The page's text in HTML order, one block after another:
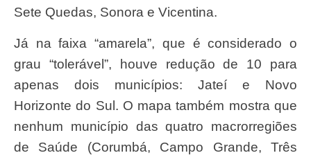
Sete Quedas, Sonora e Vicentina.
Já na faixa “amarela”, que é considerado o
grau “tolerável”, houve redução de 10 para
apenas dois municípios: Jateí e Novo
Horizonte do Sul. O mapa também mostra que
nenhum município das quatro macrorregiões
de Saúde (Corumbá, Campo Grande, Três